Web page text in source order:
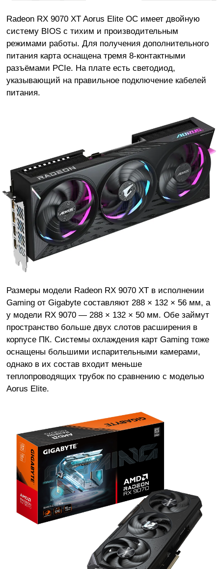
Radeon RX 9070 XT Aorus Elite OC имеет двойную
систему BIOS с тихим и производительным
режимами работы. Для получения дополнительного
питания карта оснащена тремя 8-контактными
разъёмами PCIe. На плате есть светодиод,
указывающий на правильное подключение кабелей
питания.
Размеры модели Radeon RX 9070 XT в исполнении
Gaming от Gigabyte составляют 288 × 132 × 56 мм, а
у модели RX 9070 — 288 × 132 × 50 мм. Обе займут
пространство больше двух слотов расширения в
корпусе ПК. Системы охлаждения карт Gaming тоже
оснащены большими испарительными камерами,
однако в их состав входит меньше
теплопроводящих трубок по сравнению с моделью
Aorus Elite.